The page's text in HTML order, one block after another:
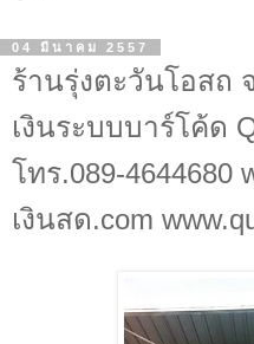
04 มีนาคม 2557
ร้านรุ่งตะวันโอสถ
เงินระบบบาร์โค้ด
โทร.089-4644680
เงินสด.com